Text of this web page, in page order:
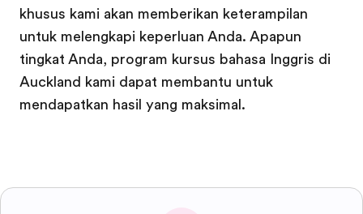
khusus kami akan memberikan keterampilan
untuk melengkapi keperluan Anda. Apapun
tingkat Anda, program kursus bahasa Inggris di
Auckland kami dapat membantu untuk
mendapatkan hasil yang maksimal.